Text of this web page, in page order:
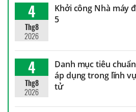
4
Thg8
2026
Khởi công Nhà máy
5
4
Thg8
2026
Danh mục tiêu
áp dụng trong lĩnh
tử